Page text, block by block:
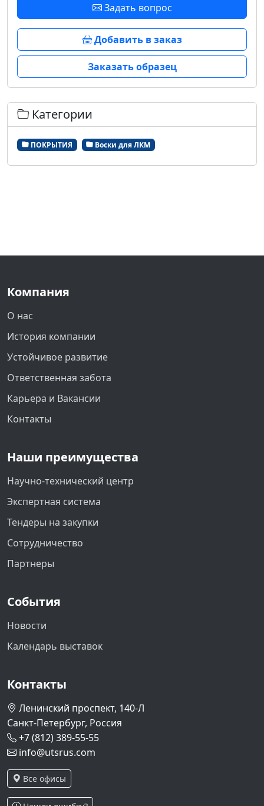
Задать вопрос
Добавить в заказ
Заказать образец
Категории
ПОКРЫТИЯ Воски для ЛКМ
Компания
О нас
История компании
Устойчивое развитие
Ответственная забота
Карьера и Вакансии
Контакты
Наши преимущества
Научно-технический центр
Экспертная система
Тендеры на закупки
Сотрудничество
Партнеры
События
Новости
Календарь выставок
Контакты
Ленинский проспект, 140-Л
Санкт-Петербург, Россия
+7 (812) 389-55-55
info@utsrus.com
Все офисы